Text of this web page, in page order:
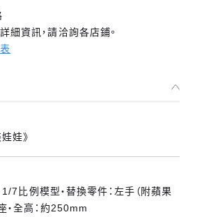
細資訊，請洽詢各店鋪。
娃》
7比例模型・替換零件：左手（附蘋果
・全高：約250mm